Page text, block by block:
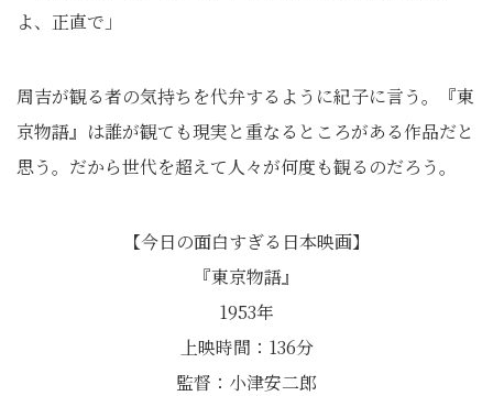
よ、正直で」
周吉が観る者の気持ちを代弁するように紀子に言う。『東
京物語』は誰が観ても現実と重なるところがある作品だと
思う。だから世代を超えて人々が何度も観るのだろう。
【今日の面白すぎる日本映画】
『東京物語』
1953年
上映時間：136分
監督：小津安二郎